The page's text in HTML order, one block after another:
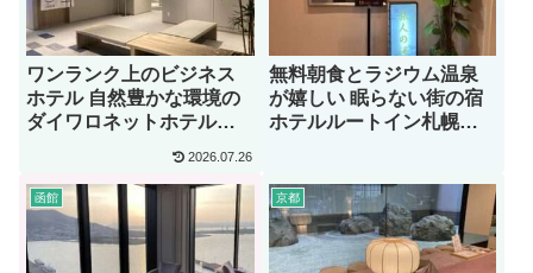
ワンランク上のビジネス
ホテル 自然豊かな環境の
ダイワロネットホテル札
2026.07.26
無料朝食とラジウム温泉
が嬉しい 眠らない街の宿
ホテルルートイン札幌中
函館 京都